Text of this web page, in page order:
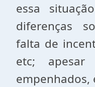
essa
diferenças
falta de
etc;
empenhados,